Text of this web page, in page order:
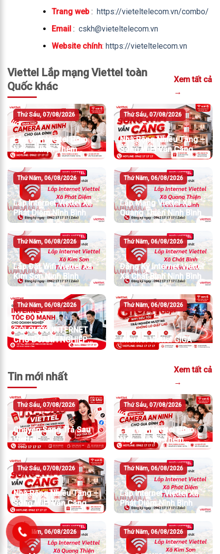
Trang web: https://vieteltelecom.vn/combo/
Email: cskh@vieteltelecom.vn
Website chính: https://vieteltelecom.vn
Viettel Lắp mạng Viettel toàn
Quốc khác
Xem tất cả
→
Thứ Sáu, 07/08/2026
Lắp WiFi Viettel Hôm
Nay – Nhận Thêm
Camera An Ninh
Thứ Sáu, 07/08/2026
Nhà Rộng Nhiều Tầng –
Sóng WiFi Vẫn Căng
Thứ Năm, 06/08/2026
Lắp Internet Viettel Xã
Phát Diệm Ninh Bình
Thứ Năm, 06/08/2026
Lắp Mạng Viettel Xã
Quang Thiện Ninh Bình
Thứ Năm, 06/08/2026
Lắp Đặt Wifi Viettel Xã
Kim Sơn Ninh Bình
Thứ Năm, 06/08/2026
Đăng Ký Internet Viettel
Xã Chất Bình Ninh Bình
Thứ Năm, 06/08/2026
GÓI CƯỚC INTERNET
CHO DOANH NGHIỆP
TỐC ĐỘ MẠNH
Thứ Năm, 06/08/2026
Internet Viettel GIGA
Tin mới nhất
Xem tất cả
→
Thứ Sáu, 07/08/2026
Chuyển Sang Trả Sau
Viettel
Thứ Sáu, 07/08/2026
Lắp WiFi Viettel Hôm
Nay – Nhận Thêm
Camera An Ninh
Thứ Sáu, 07/08/2026
Nhà Rộng Nhiều Tầng –
Sóng WiFi Vẫn Căng
Thứ Năm, 06/08/2026
Lắp Internet Viettel Xã
Phát Diệm Ninh Bình
Thứ Năm, 06/08/2026 Thứ Năm, 06/08/2026